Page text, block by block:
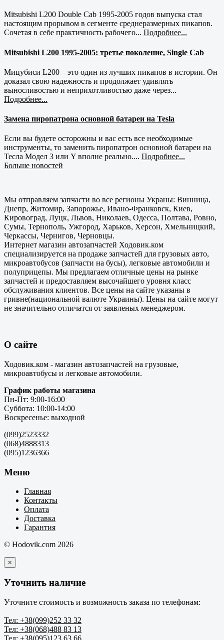
Mitsubishi L200 Double Cab 1995-2005 годов выпуска стал
настоящим прорывом в сегменте среднеразмерных пикапов.
Сочетая в себе практичность рабочего... Подробнее...
Mitsubishi L200 1995-2005: третье поколение, Single Cab
Мицубиси L200 – это один из лучших пикапов в истории. Он
доказал свою надежность и продолжает удивлять
выносливостью и неприхотливостью даже через...
Подробнее...
Замена пиропатрона основной батареи на Tesla
Если вы будете осторожны и вас есть все необходимые
инструменты, то заменить пиропатрон основной батареи на
Тесла Модел 3 или Y вполне реально.... Подробнее...
Больше новостей
Мы отправляем запчасти во все регионы Украны: Винница,
Днепр, Житомир, Запорожье, Ивано-Франковск, Киев,
Кировоград, Луцк, Львов, Николаев, Одесса, Полтава, Ровно,
Сумы, Тернополь, Ужгород, Харьков, Херсон, Хмельницкий,
Черкассы, Чернигов, Черновцы.
Интернет магазин автозапчастей Ходовик.ком
специализируется на продаже запчастей для грузовых авто,
микроавтобусов (запчасти на бусы), легковые автомобили и
полуприцепы. Мы предлагаем отличные цены на рынке
запчастей и предоставляем высочайшего уровня класс
обслуживания клиентов. Все цены на сайте указаны в
гривне(национальной валюте Украины). Цены на сайте могут
не значительно отличатся от заявленых менеджером.
О сайте
Ходовик.ком - магазин автозапчастей на грузовые,
микроавтобусы и легковые автомобили.
График работы магазина
Пн-Пт: 9:00-16:00
Суббота: 10:00-14:00
Воскресенье: выходной
(099)2523332
(068)4888313
(095)1236366
Меню
Главная
Контакты
Оплата
Доставка
Гарантия
© Hodovik.com 2026
×
Уточнить наличие
Уточните стоимость и возможность заказа по телефонам:
Тел: +38(099)252 33 32
Тел: +38(068)488 83 13
Тел: +38(095)123 63 66